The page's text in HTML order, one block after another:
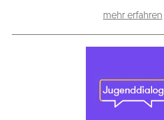
mehr erfahren